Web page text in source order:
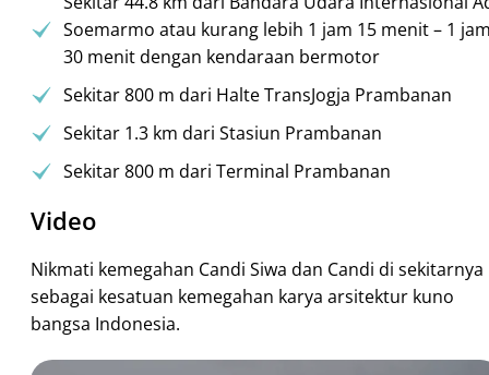
Soemarmo atau kurang lebih 1 jam 15 menit – 1
30 menit dengan kendaraan bermotor
Sekitar 800 m dari Halte TransJogja Prambanan
Sekitar 1.3 km dari Stasiun Prambanan
Sekitar 800 m dari Terminal Prambanan
Video
Nikmati kemegahan Candi Siwa dan Candi di sekitarnya
sebagai kesatuan kemegahan karya arsitektur kuno
bangsa Indonesia.